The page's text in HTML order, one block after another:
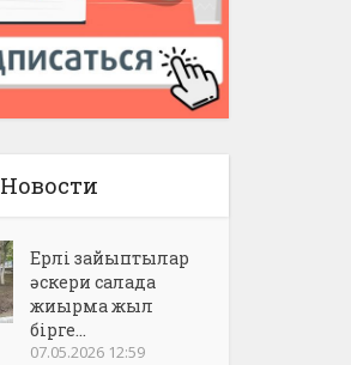
Новости
Ерлі зайыптылар
әскери салада
жиырма жыл
бірге...
07.05.2026 12:59